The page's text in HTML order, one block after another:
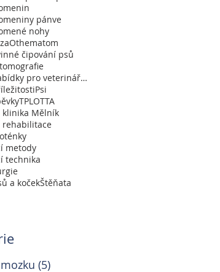
pánve
nohy
Othematom
čipování psů
Pracovní nabídky pro veterináře a absolventy
Psi
TPLOTTA
Mělník
metody
technika
a kočekŠtěňata
(5)